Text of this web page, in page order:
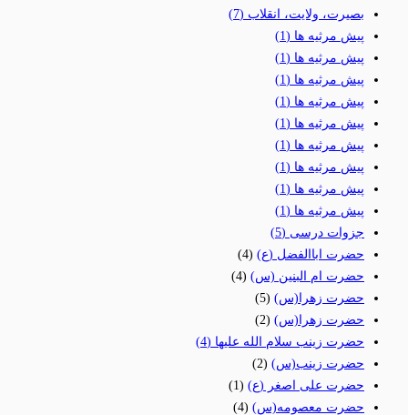
بصیرت، ولایت، انقلاب (7)
پیش مرثیه ها (1)
پیش مرثیه ها (1)
پیش مرثیه ها (1)
پیش مرثیه ها (1)
پیش مرثیه ها (1)
پیش مرثیه ها (1)
پیش مرثیه ها (1)
پیش مرثیه ها (1)
پیش مرثیه ها (1)
جزوات درسی (5)
حضرت اباالفضل (ع) (4)
حضرت ام البنین (س) (4)
حضرت زهرا(س) (5)
حضرت زهرا(س) (2)
حضرت زینب سلام الله علیها (4)
حضرت زینب(س) (2)
حضرت علی اصغر (ع) (1)
حضرت معصومه(س) (4)